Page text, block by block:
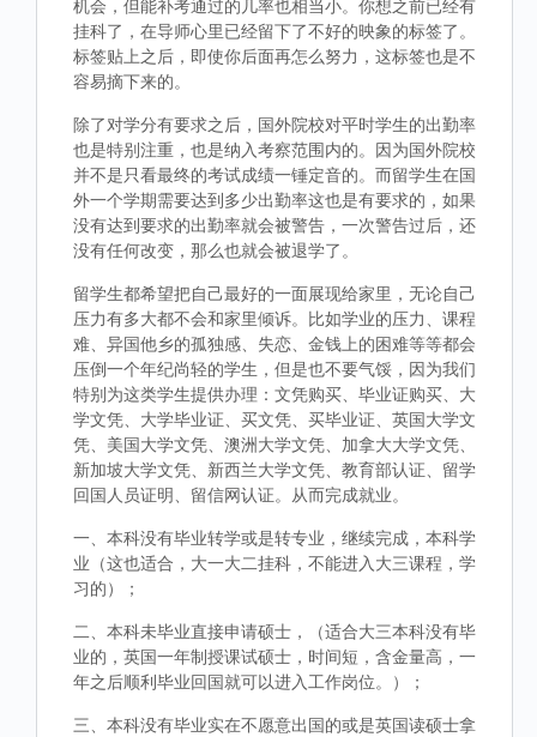
机会，但能补考通过的几率也相当小。你想之前已经有
挂科了，在导师心里已经留下了不好的映象的标签了。
标签贴上之后，即使你后面再怎么努力，这标签也是不
容易摘下来的。
除了对学分有要求之后，国外院校对平时学生的出勤率
也是特别注重，也是纳入考察范围内的。因为国外院校
并不是只看最终的考试成绩一锤定音的。而留学生在国
外一个学期需要达到多少出勤率这也是有要求的，如果
没有达到要求的出勤率就会被警告，一次警告过后，还
没有任何改变，那么也就会被退学了。
留学生都希望把自己最好的一面展现给家里，无论自己
压力有多大都不会和家里倾诉。比如学业的压力、课程
难、异国他乡的孤独感、失恋、金钱上的困难等等都会
压倒一个年纪尚轻的学生，但是也不要气馁，因为我们
特别为这类学生提供办理：文凭购买、毕业证购买、大
学文凭、大学毕业证、买文凭、买毕业证、英国大学文
凭、美国大学文凭、澳洲大学文凭、加拿大大学文凭、
新加坡大学文凭、新西兰大学文凭、教育部认证、留学
回国人员证明、留信网认证。从而完成就业。
一、本科没有毕业转学或是转专业，继续完成，本科学
业（这也适合，大一大二挂科，不能进入大三课程，学
习的）；
二、本科未毕业直接申请硕士，（适合大三本科没有毕
业的，英国一年制授课试硕士，时间短，含金量高，一
年之后顺利毕业回国就可以进入工作岗位。）；
三、本科没有毕业实在不愿意出国的或是英国读硕士拿